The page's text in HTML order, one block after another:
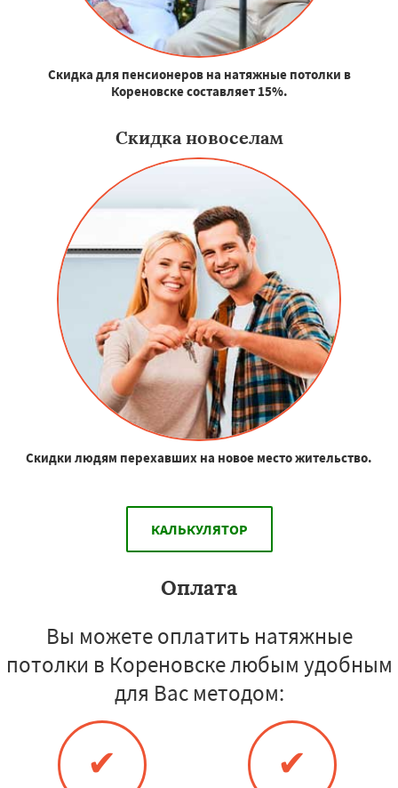
Скидка для пенсионеров на натяжные потолки в
Кореновске составляет 15%.
Скидка новоселам
Скидки людям перехавших на новое место жительство.
КАЛЬКУЛЯТОР
Оплата
Вы можете оплатить натяжные
потолки в Кореновске любым удобным
для Вас методом:
✔ ✔